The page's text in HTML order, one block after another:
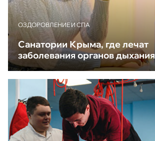
ОЗДОРОВЛЕНИЕ И СПА
Санатории Крыма, где лечат
заболевания органов дыхания